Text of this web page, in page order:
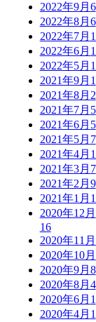
2022年9月 6
2022年8月 6
2022年7月
2022年6月
2022年5月
2021年9月 1
2021年8月 2
2021年7月 5
2021年6月 5
2021年5月 7
2021年4月
2021年3月 7
2021年2月 9
2021年1月
2020年12月
16
2020年11月
2020年10月
2020年9月 8
2020年8月 4
2020年6月 1
2020年4月 1